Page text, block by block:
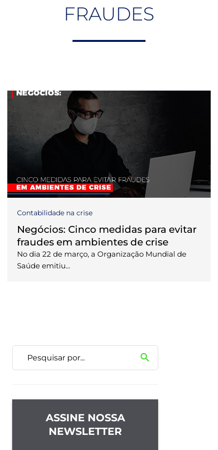
FRAUDES
Contabilidade na crise
Negócios: Cinco medidas para evitar
fraudes em ambientes de crise
No dia 22 de março, a Organização Mundial de
Saúde emitiu...
search
ASSINE NOSSA
NEWSLETTER